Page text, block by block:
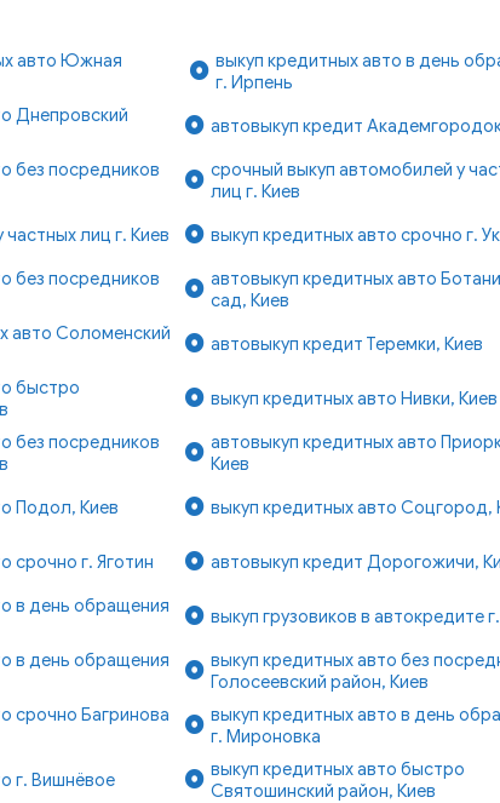
авто Южная
выкуп кредитных авто в день
г. Ирпень
Днепровский
автовыкуп кредит
без посредников
срочный выкуп автомобилей у
лиц г. Киев
частных лиц г. Киев выкуп кредитных авто срочно г.
без посредников
автовыкуп кредитных авто
сад, Киев
авто Соломенский
автовыкуп кредит Теремки, Киев
быстро
выкуп кредитных авто Нивки, Киев
без посредников
автовыкуп кредитных авто
Киев
Подол, Киев выкуп кредитных авто Соцгород,
срочно г. Яготин автовыкуп кредит Дорогожичи,
в день обращения
выкуп грузовиков в автокредите
в день обращения
выкуп кредитных авто без
Голосеевский район, Киев
срочно Багринова
выкуп кредитных авто в день
г. Мироновка
г. Вишнёвое
выкуп кредитных авто быстро
Святошинский район, Киев